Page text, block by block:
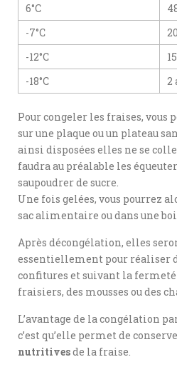
6°C
-7°C
-12°C
-18°C
2
Pour congeler les fraises, vous
sur une plaque ou un plateau
ainsi disposées elles ne se
faudra au préalable les
saupoudrer de sucre.
Une fois gelées, vous pourrez
sac alimentaire ou dans une
Après décongélation, elles
essentiellement pour réaliser
confitures et suivant la fermeté
fraisiers, des mousses ou des
L’avantage de la congélation
c’est qu’elle permet de
nutritivesde la fraise.